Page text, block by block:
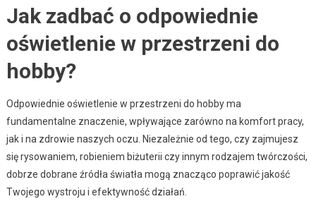
Jak zadbać o odpowiednie
oświetlenie w przestrzeni do
hobby?
Odpowiednie oświetlenie w przestrzeni do hobby ma
fundamentalne znaczenie, wpływające zarówno na komfort pracy,
jak i na zdrowie naszych oczu. Niezależnie od tego, czy zajmujesz
się rysowaniem, robieniem biżuterii czy innym rodzajem twórczości,
dobrze dobrane źródła światła mogą znacząco poprawić jakość
Twojego wystroju i efektywność działań.